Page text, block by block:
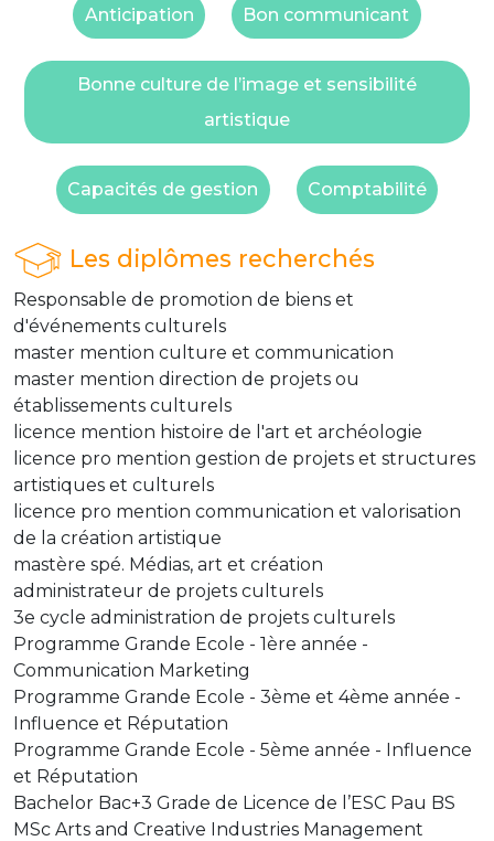
Anticipation Bon communicant
Bonne culture de l’image et sensibilité
artistique
Capacités de gestion Comptabilité
Les diplômes recherchés
Responsable de promotion de biens et
d'événements culturels
master mention culture et communication
master mention direction de projets ou
établissements culturels
licence mention histoire de l'art et archéologie
licence pro mention gestion de projets et structures
artistiques et culturels
licence pro mention communication et valorisation
de la création artistique
mastère spé. Médias, art et création
administrateur de projets culturels
3e cycle administration de projets culturels
Programme Grande Ecole - 1ère année -
Communication Marketing
Programme Grande Ecole - 3ème et 4ème année -
Influence et Réputation
Programme Grande Ecole - 5ème année - Influence
et Réputation
Bachelor Bac+3 Grade de Licence de l’ESC Pau BS
MSc Arts and Creative Industries Management